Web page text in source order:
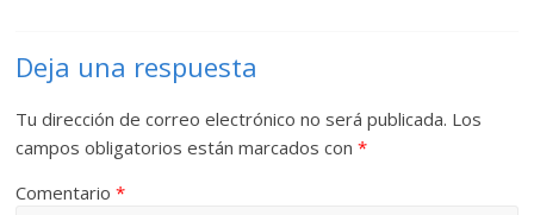
Deja una respuesta
Tu dirección de correo electrónico no será publicada. Los
campos obligatorios están marcados con*
Comentario*